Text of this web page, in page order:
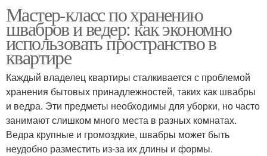
Мастер-класс по хранению
швабров и ведер: как экономно
использовать пространство в
квартире
Каждый владелец квартиры сталкивается с проблемой
хранения бытовых принадлежностей, таких как швабры
и ведра. Эти предметы необходимы для уборки, но часто
занимают слишком много места в разных комнатах.
Ведра крупные и громоздкие, швабры может быть
неудобно разместить из-за их длины и формы.